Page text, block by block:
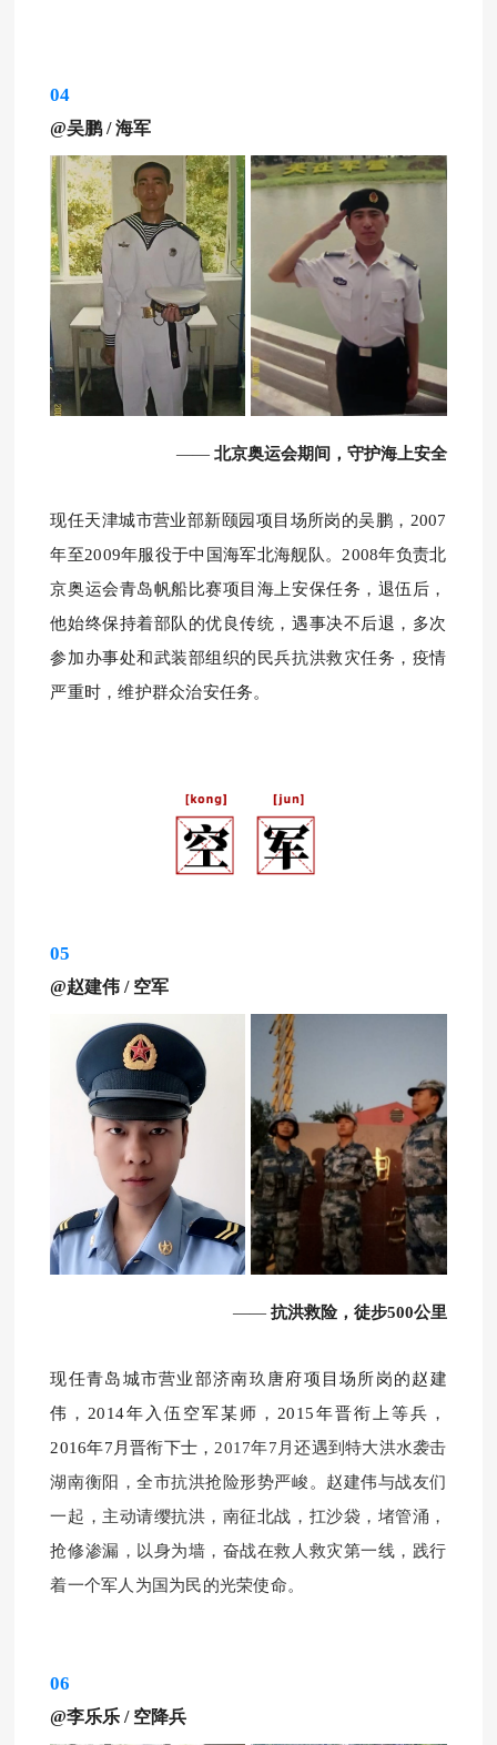
04
@吴鹏/海军
—— 北京奥运会期间，守护海上安全
现任天津城市营业部新颐园项目场所岗的吴鹏， 2007
年至2009年服役于中国海军北海舰队。2008年负责北
京奥运会青岛帆船比赛项目海上安保任务， 退伍后，
他始终保持着部队的优良传统，遇事决不后退，多次
参加办事处和武装部组织的民兵抗洪救灾任务，疫情
严重时，维护群众治安任务。
05
@赵建伟 / 空军
—— 抗洪救险，徒步500公里
现任青岛城市营业部济南玖唐府项目场所岗的赵建
伟， 2014年入伍空军某师，2015年晋衔上等兵，
2016年7月晋衔下士， 2017年7月还遇到特大洪水袭击
湖南衡阳，全市抗洪抢险形势严峻。 赵建伟与战友们
一起，主动请缨抗洪，南征北战，扛沙袋，堵管涌，
抢修渗漏，以身为墙，奋战在救人救灾第一线，践行
着一个军人为国为民的光荣使命。
06
@李乐乐 / 空降兵